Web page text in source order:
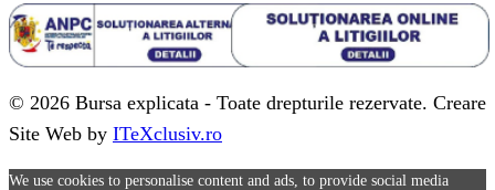
© 2026 Bursa explicata - Toate drepturile rezervate. Creare
Site Web by ITeXclusiv.ro
We use cookies to personalise content and ads, to provide social media